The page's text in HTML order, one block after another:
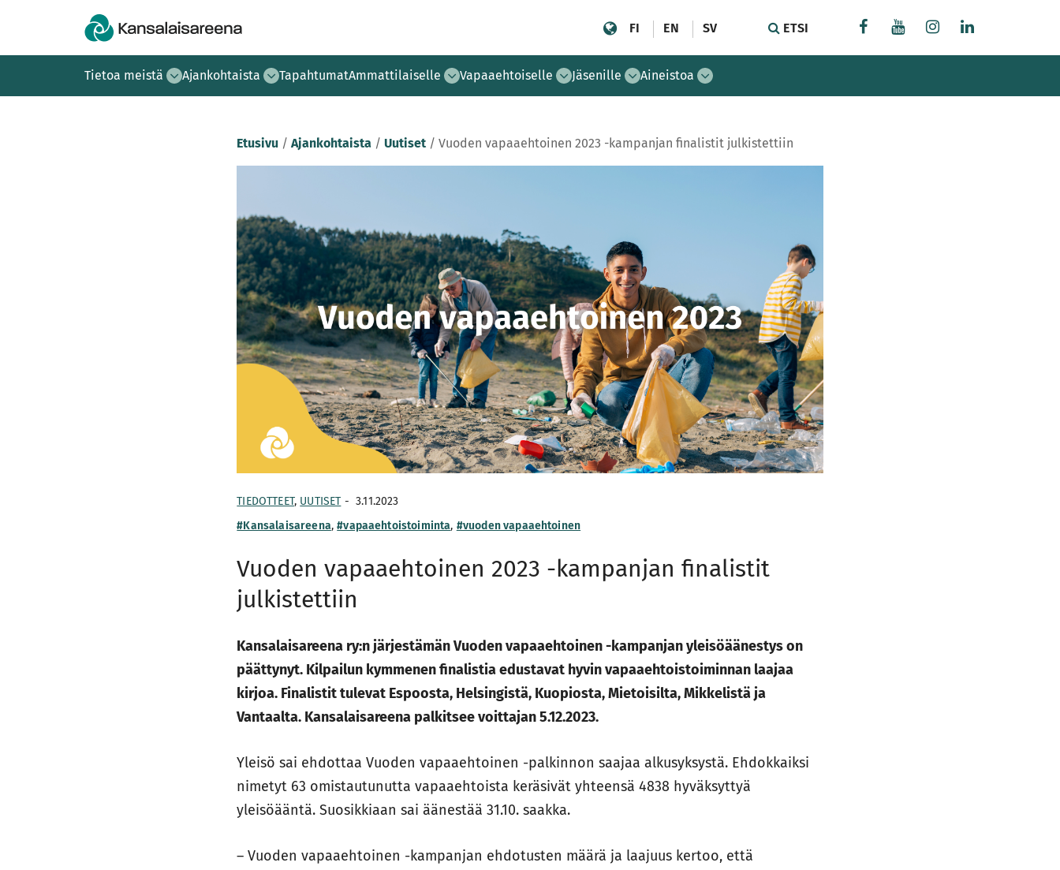
FI EN SV ETSI
Tietoa meistä Ajankohtaista TapahtumatAmmattilaiselle Vapaaehtoiselle Jäsenille Aineistoa
Etusivu /Ajankohtaista /Uutiset /Vuoden vapaaehtoinen 2023 -kampanjan finalistit julkistettiin
TIEDOTTEET, UUTISET - 3.11.2023
#Kansalaisareena,#vapaaehtoistoiminta, #vuoden vapaaehtoinen
Vuoden vapaaehtoinen 2023 -kampanjan finalistit
julkistettiin
Kansalaisareena ry:n järjestämän Vuoden vapaaehtoinen -kampanjan yleisöäänestys on
päättynyt. Kilpailun kymmenen finalistia edustavat hyvin vapaaehtoistoiminnan laajaa
kirjoa. Finalistit tulevat Espoosta, Helsingistä, Kuopiosta, Mietoisilta, Mikkelistä ja
Vantaalta. Kansalaisareena palkitsee voittajan 5.12.2023.
Yleisö sai ehdottaa Vuoden vapaaehtoinen -palkinnon saajaa alkusyksystä. Ehdokkaiksi
nimetyt 63 omistautunutta vapaaehtoista keräsivät yhteensä 4838 hyväksyttyä
yleisöääntä. Suosikkiaan sai äänestää 31.10. saakka.
– Vuoden vapaaehtoinen -kampanjan ehdotusten määrä ja laajuus kertoo, että